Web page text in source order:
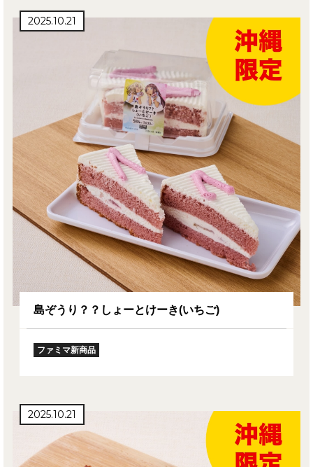
2025.10.21
島ぞうり？？しょーとけーき(いちご)
ファミマ新商品
2025.10.21